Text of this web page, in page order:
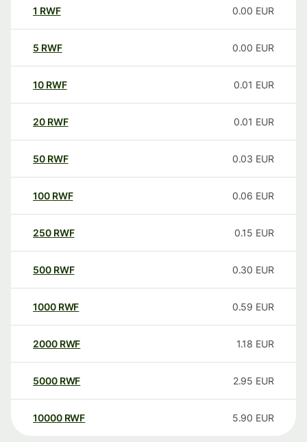
1 RWF 0.00 EUR
5 RWF 0.00 EUR
10 RWF 0.01 EUR
20 RWF 0.01 EUR
50 RWF 0.03 EUR
100 RWF 0.06 EUR
250 RWF 0.15 EUR
500 RWF 0.30 EUR
1000 RWF 0.59 EUR
2000 RWF 1.18 EUR
5000 RWF 2.95 EUR
10000 RWF 5.90 EUR